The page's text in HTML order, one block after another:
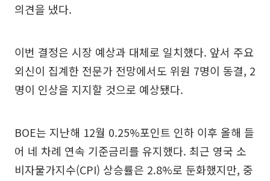
의견을 냈다.
이번 결정은 시장 예상과 대체로 일치했다. 앞서 주요
외신이 집계한 전문가 전망에서도 위원 7명이 동결, 2
명이 인상을 지지할 것으로 예상됐다.
BOE는 지난해 12월 0.25%포인트 인하 이후 올해 들
어 네 차례 연속 기준금리를 유지했다. 최근 영국 소
비자물가지수(CPI) 상승률은 2.8%로 둔화했지만, 중